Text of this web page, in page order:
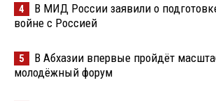
4
В МИД России заявили о
войне с Россией
5
В Абхазии впервые пройдёт
молодёжный форум